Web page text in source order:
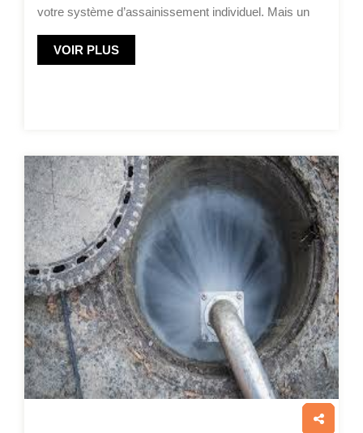
votre système d’assainissement individuel. Mais un
VOIR PLUS